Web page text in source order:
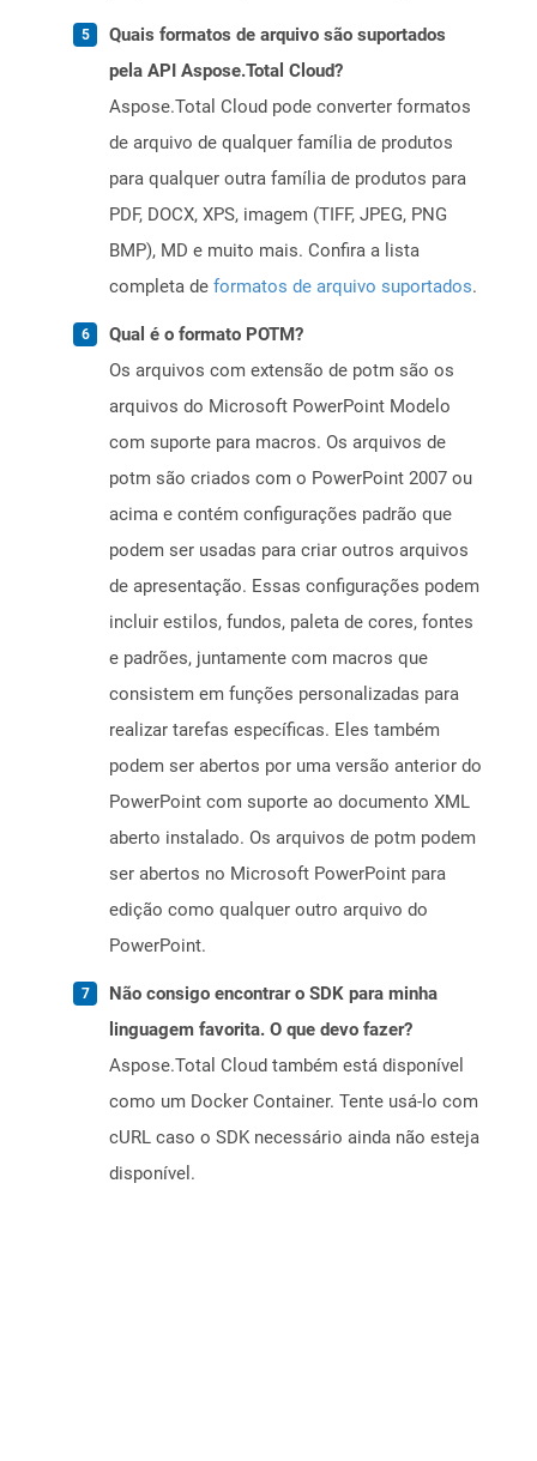
Quais formatos de arquivo são suportados
pela API Aspose.Total Cloud?
Aspose.Total Cloud pode converter formatos
de arquivo de qualquer família de produtos
para qualquer outra família de produtos para
PDF, DOCX, XPS, imagem (TIFF, JPEG, PNG
BMP), MD e muito mais. Confira a lista
completa de formatos de arquivo suportados.
Qual é o formato POTM?
Os arquivos com extensão de potm são os
arquivos do Microsoft PowerPoint Modelo
com suporte para macros. Os arquivos de
potm são criados com o PowerPoint 2007 ou
acima e contém configurações padrão que
podem ser usadas para criar outros arquivos
de apresentação. Essas configurações podem
incluir estilos, fundos, paleta de cores, fontes
e padrões, juntamente com macros que
consistem em funções personalizadas para
realizar tarefas específicas. Eles também
podem ser abertos por uma versão anterior do
PowerPoint com suporte ao documento XML
aberto instalado. Os arquivos de potm podem
ser abertos no Microsoft PowerPoint para
edição como qualquer outro arquivo do
PowerPoint.
Não consigo encontrar o SDK para minha
linguagem favorita. O que devo fazer?
Aspose.Total Cloud também está disponível
como um Docker Container. Tente usá-lo com
cURL caso o SDK necessário ainda não esteja
disponível.